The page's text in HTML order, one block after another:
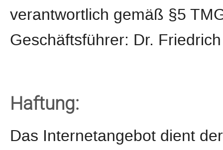
verantwortlich gemäß §5
Geschäftsführer: Dr.
Haftung:
Das Internetangebot dient